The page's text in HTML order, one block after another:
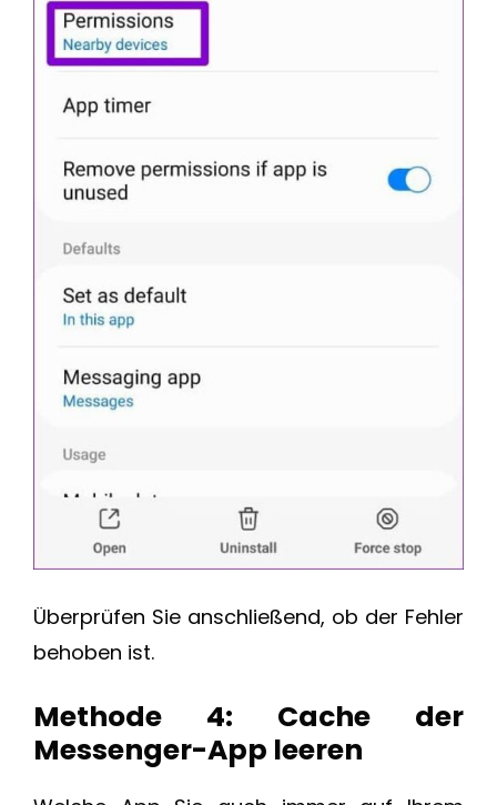
Überprüfen Sie anschließend, ob der Fehler
behoben ist.
Methode 4: Cache der
Messenger-App leeren